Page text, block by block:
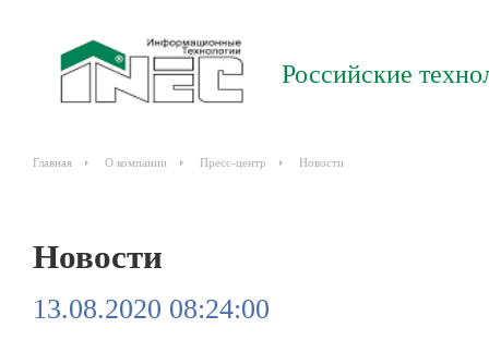
Российские
Главная О компании Пресс-центр Новости
Новости
13.08.2020 08:24:00